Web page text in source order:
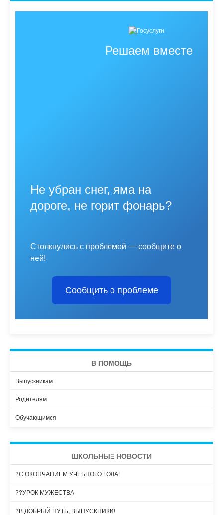
Решаем вместе
Не убран снег, яма на
дороге, не горит фонарь?
Столкнулись с проблемой — сообщите о
ней!
Сообщить о проблеме
В ПОМОЩЬ
Выпускникам
Родителям
Обучающимся
ШКОЛЬНЫЕ НОВОСТИ
?С ОКОНЧАНИЕМ УЧЕБНОГО ГОДА!
??УРОК МУЖЕСТВА
?В ДОБРЫЙ ПУТЬ, ВЫПУСКНИКИ!